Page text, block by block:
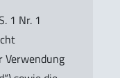
1 Nr. 1
Verwendung